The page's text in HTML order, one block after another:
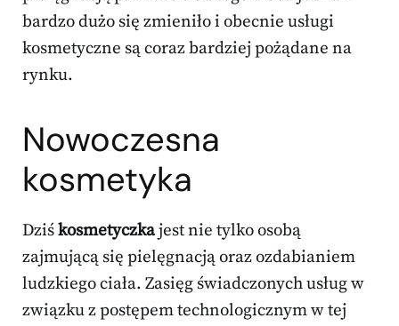
bardzo dużo się zmieniło i obecnie usługi
kosmetyczne są coraz bardziej pożądane na
rynku.
Nowoczesna
kosmetyka
Dziśkosmetyczkajest nie tylko osobą
zajmującą się pielęgnacją oraz ozdabianiem
ludzkiego ciała. Zasięg świadczonych usług w
związku z postępem technologicznym w tej